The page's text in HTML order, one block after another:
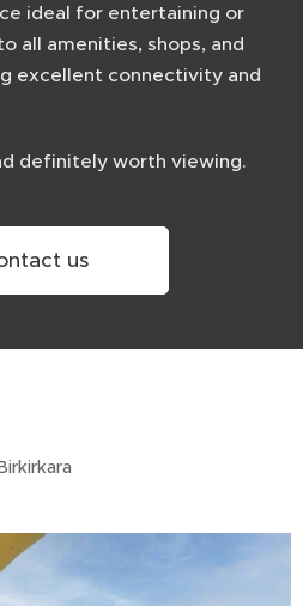
ideal for entertaining or
all amenities, shops, and
excellent connectivity and
definitely worth viewing.
us